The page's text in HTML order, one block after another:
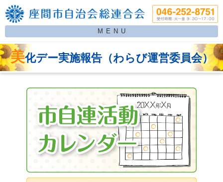
MENU
美化デー実施報告（わらび運営委員会）